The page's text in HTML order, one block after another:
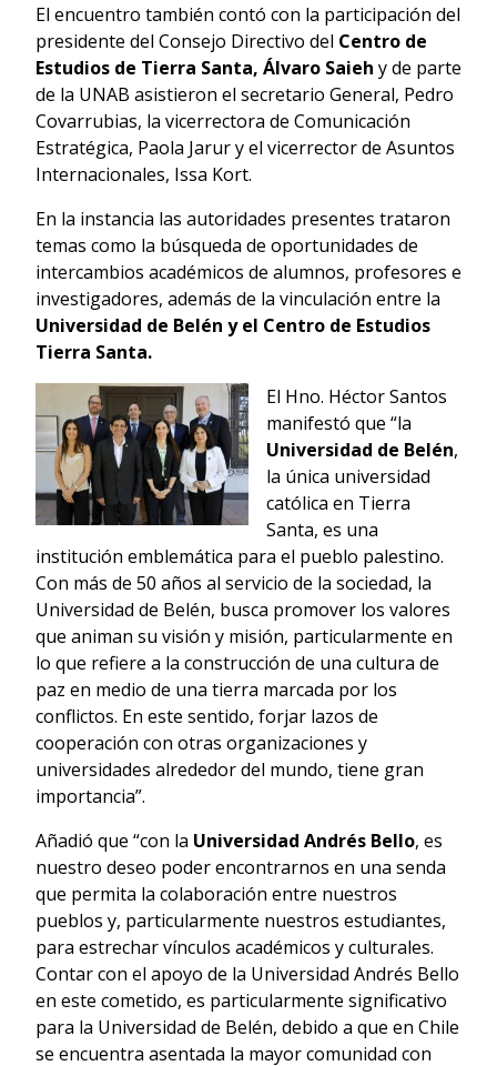
El encuentro también contó con la participación del
presidente del Consejo Directivo del Centro de
Estudios de Tierra Santa, Álvaro Saieh y de parte
de la UNAB asistieron el secretario General, Pedro
Covarrubias, la vicerrectora de Comunicación
Estratégica, Paola Jarur y el vicerrector de Asuntos
Internacionales, Issa Kort.
En la instancia las autoridades presentes trataron
temas como la búsqueda de oportunidades de
intercambios académicos de alumnos, profesores e
investigadores, además de la vinculación entre la
Universidad de Belén y el Centro de Estudios
Tierra Santa.
El Hno. Héctor Santos
manifestó que “la
Universidad de Belén,
la única universidad
católica en Tierra
Santa, es una
institución emblemática para el pueblo palestino.
Con más de 50 años al servicio de la sociedad, la
Universidad de Belén, busca promover los valores
que animan su visión y misión, particularmente en
lo que refiere a la construcción de una cultura de
paz en medio de una tierra marcada por los
conflictos. En este sentido, forjar lazos de
cooperación con otras organizaciones y
universidades alrededor del mundo, tiene gran
importancia”.
Añadió que “con la Universidad Andrés Bello, es
nuestro deseo poder encontrarnos en una senda
que permita la colaboración entre nuestros
pueblos y, particularmente nuestros estudiantes,
para estrechar vínculos académicos y culturales.
Contar con el apoyo de la Universidad Andrés Bello
en este cometido, es particularmente significativo
para la Universidad de Belén, debido a que en Chile
se encuentra asentada la mayor comunidad con